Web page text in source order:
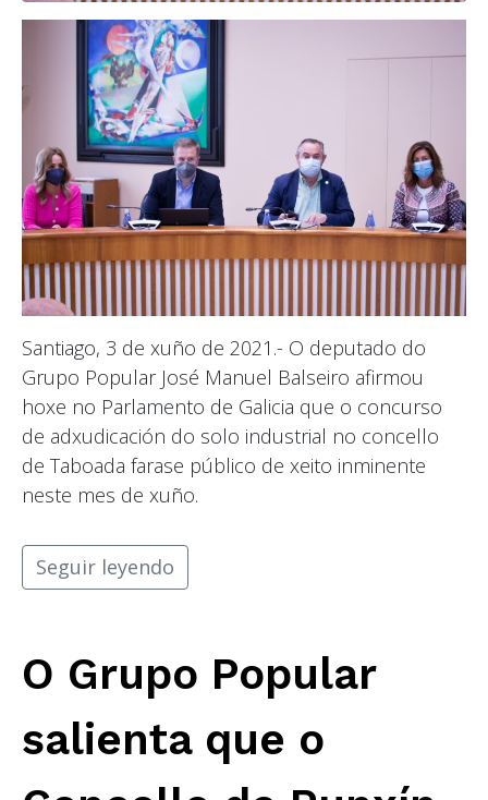
Santiago, 3 de xuño de 2021.- O deputado do
Grupo Popular José Manuel Balseiro afirmou
hoxe no Parlamento de Galicia que o concurso
de adxudicación do solo industrial no concello
de Taboada farase público de xeito inminente
neste mes de xuño.
Seguir leyendo
O Grupo Popular
salienta que o